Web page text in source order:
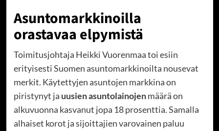
Asuntomarkkinoilla
orastavaa elpymistä
Toimitusjohtaja Heikki Vuorenmaa toi esiin
erityisesti Suomen asuntomarkkinoilta nousevat
merkit. Käytettyjen asuntojen markkina on
piristynyt ja uusien asuntolainojenmäärä on
alkuvuonna kasvanut jopa 18 prosenttia. Samalla
alhaiset korot ja sijoittajien varovainen paluu